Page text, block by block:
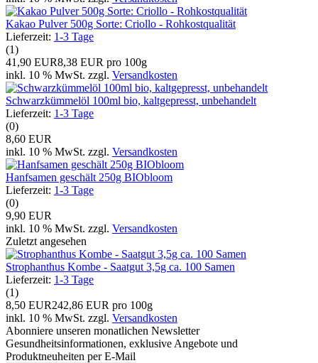
Kakao Pulver 500g Sorte: Criollo - Rohkostqualität
Lieferzeit: 1-3 Tage
(1)
41,90 EUR8,38 EUR pro 100g
inkl. 10 % MwSt. zzgl. Versandkosten
Schwarzkümmelöl 100ml bio, kaltgepresst, unbehandelt
Lieferzeit: 1-3 Tage
(0)
8,60 EUR
inkl. 10 % MwSt. zzgl. Versandkosten
Hanfsamen geschält 250g BIObloom
Lieferzeit: 1-3 Tage
(0)
9,90 EUR
inkl. 10 % MwSt. zzgl. Versandkosten
Zuletzt angesehen
Strophanthus Kombe - Saatgut 3,5g ca. 100 Samen
Lieferzeit: 1-3 Tage
(1)
8,50 EUR242,86 EUR pro 100g
inkl. 10 % MwSt. zzgl. Versandkosten
Abonniere unseren monatlichen Newsletter
Gesundheitsinformationen, exklusive Angebote und
Produktneuheiten per E-Mail